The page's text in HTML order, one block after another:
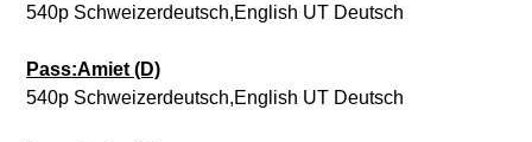
540p Schweizerdeutsch,English UT Deutsch
Pass:Amiet (D)
540p Schweizerdeutsch,English UT Deutsch